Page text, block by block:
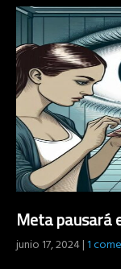
Meta pausará
junio 17, 2024|1